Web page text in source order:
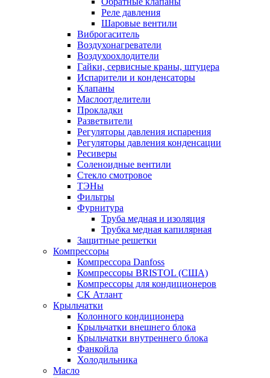
Реле давления
Шаровые вентили
Виброгаситель
Воздухонагреватели
Воздухоохлодители
Гайки, сервисные краны, штуцера
Испарители и конденсаторы
Клапаны
Маслоотделители
Прокладки
Разветвители
Регуляторы давления испарения
Регуляторы давления конденсации
Ресиверы
Соленоидные вентили
Стекло смотровое
ТЭНы
Фильтры
Фурнитура
Труба медная и изоляция
Трубка медная капилярная
Защитные решетки
Компрессоры
Компрессора Danfoss
Компрессоры BRISTOL (США)
Компрессоры для кондиционеров
СК Атлант
Крыльчатки
Колонного кондиционера
Крыльчатки внешнего блока
Крыльчатки внутреннего блока
Фанкойла
Холодильника
Масло